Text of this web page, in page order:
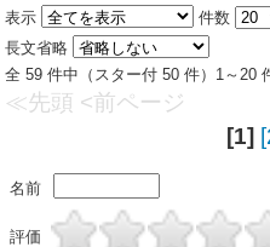
表示
件数
長文省略
全 59 件中（スター付 50 件）1～20
≪先頭 <前ページ
[1]
名前
評価